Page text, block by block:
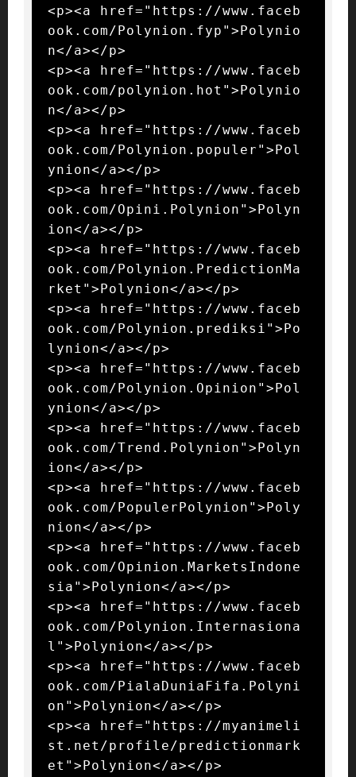
<p><a href="https://www.faceb
ook.com/Polynion.fyp">Polynio
n</a></p>
<p><a href="https://www.faceb
ook.com/polynion.hot">Polynio
n</a></p>
<p><a href="https://www.faceb
ook.com/Polynion.populer">Pol
ynion</a></p>
<p><a href="https://www.faceb
ook.com/Opini.Polynion">Polyn
ion</a></p>
<p><a href="https://www.faceb
ook.com/Polynion.PredictionMa
rket">Polynion</a></p>
<p><a href="https://www.faceb
ook.com/Polynion.prediksi">Po
lynion</a></p>
<p><a href="https://www.faceb
ook.com/Polynion.Opinion">Pol
ynion</a></p>
<p><a href="https://www.faceb
ook.com/Trend.Polynion">Polyn
ion</a></p>
<p><a href="https://www.faceb
ook.com/PopulerPolynion">Poly
nion</a></p>
<p><a href="https://www.faceb
ook.com/Opinion.MarketsIndone
sia">Polynion</a></p>
<p><a href="https://www.faceb
ook.com/Polynion.Internasiona
l">Polynion</a></p>
<p><a href="https://www.faceb
ook.com/PialaDuniaFifa.Polyni
on">Polynion</a></p>
<p><a href="https://myanimeli
st.net/profile/predictionmark
et">Polynion</a></p>